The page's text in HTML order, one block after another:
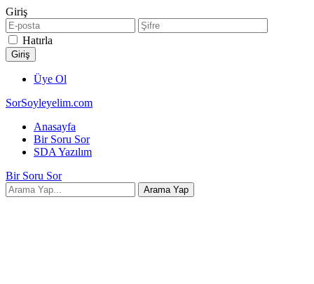
Giriş
Hatırla
Üye Ol
SorSoyleyelim.com
Anasayfa
Bir Soru Sor
SDA Yazılım
Bir Soru Sor